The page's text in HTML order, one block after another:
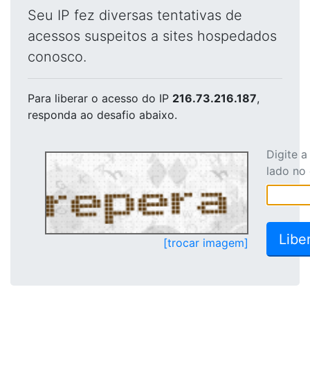
Seu IP fez diversas tentativas de
acessos suspeitos a sites hospedados
conosco.
Para liberar o acesso do IP 216.73.216.187,
responda ao desafio abaixo.
[trocar imagem]
Digite
lado no